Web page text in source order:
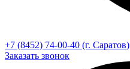
+7 (8452) 74-00-40 (г. Саратов)
Заказать звонок